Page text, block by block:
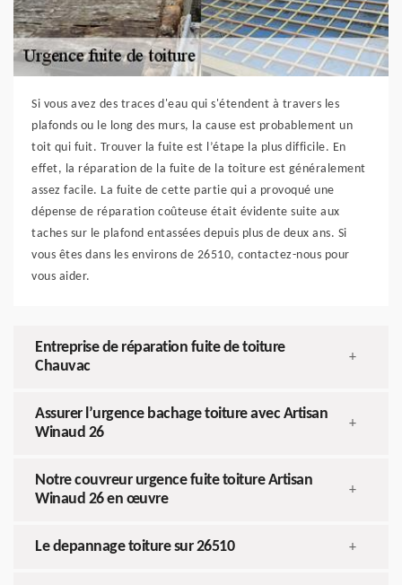
Si vous avez des traces d'eau qui s'étendent à travers les
plafonds ou le long des murs, la cause est probablement un
toit qui fuit. Trouver la fuite est l’étape la plus difficile. En
effet, la réparation de la fuite de la toiture est généralement
assez facile. La fuite de cette partie qui a provoqué une
dépense de réparation coûteuse était évidente suite aux
taches sur le plafond entassées depuis plus de deux ans. Si
vous êtes dans les environs de 26510, contactez-nous pour
vous aider.
Entreprise de réparation fuite de toiture
Chauvac
+
Assurer l’urgence bachage toiture avec Artisan
Winaud 26
+
Notre couvreur urgence fuite toiture Artisan
Winaud 26 en œuvre
+
Le depannage toiture sur 26510 +